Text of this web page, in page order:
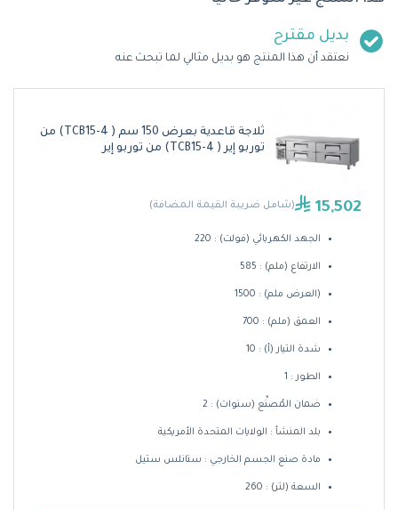
بديل مقترح
نعتقد أن هذا المنتج هو بديل مثالي لما تبحث عنه
ثلاجة قاعدية بعرض 150 سم ( TCB15-4) من
توربو إير ( TCB15-4) من توربو إير
15,502 (شامل ضريبة القيمة المضافة)
الجهد الكهربائي (فولت) : 220
الارتفاع (ملم) : 585
(العرض ملم) : 1500
العمق (ملم) : 700
شدة التيار (أ) : 10
الطور : 1
ضمان المُصنِّع (سنوات) : 2
بلد المنشأ : الولايات المتحدة الأمريكية
مادة صنع الجسم الخارجي : ستانلس ستيل
السعة (لتر) : 260